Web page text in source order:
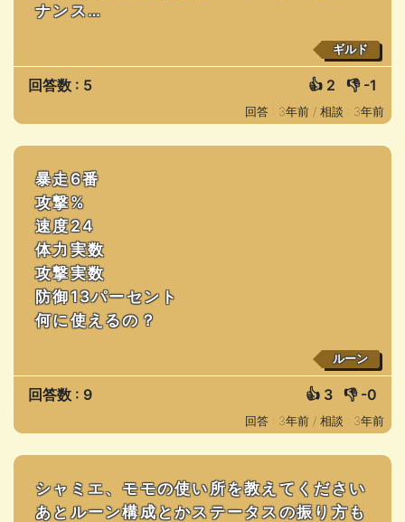
ナンス…
ギルド
回答数 : 5 👍 2 👎 -1
回答 : 3年前 / 相談 : 3年前
暴走6番
攻撃%
速度24
体力実数
攻撃実数
防御13パーセント
何に使えるの？
ルーン
回答数 : 9 👍 3 👎 -0
回答 : 3年前 / 相談 : 3年前
シャミエ、モモの使い所を教えてください
あとルーン構成とかステータスの振り方も